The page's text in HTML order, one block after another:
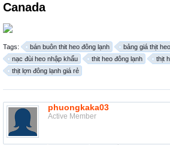
Canada
Tags: bán buôn thit heo đông lạnh
bảng giá thịt
nạc đùi heo nhập khẩu
thit heo đông lạnh
thịt
thịt lợn đông lạnh giá rẻ
phuongkaka03
Active Member